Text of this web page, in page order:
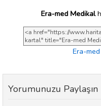
Era-med Medikal
Era-
Yorumunuzu Paylaşın